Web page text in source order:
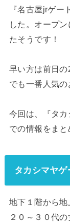
『名古屋jrゲー
した。オープ
たそうです！
早い方は前日
でも一番人気の
今回は、『タ
での情報をまと
タカシマヤ
地下１階から
２０～３０代